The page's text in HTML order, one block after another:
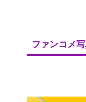
ファンコメ